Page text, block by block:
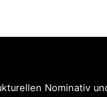
Nominativ